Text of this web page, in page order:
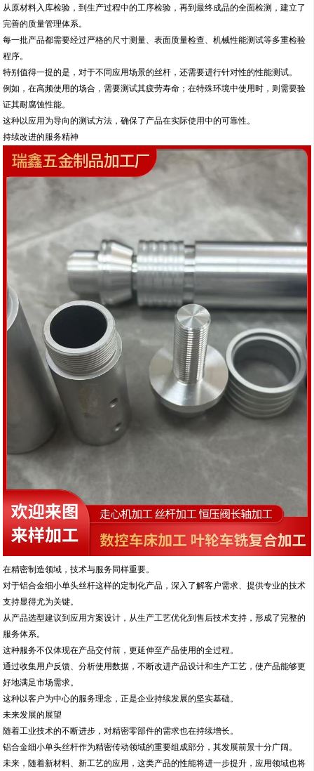
从原材料入库检验，到生产过程中的工序检验，再到最终成品的全面检测，建立了
完善的质量管理体系。
每一批产品都需要经过严格的尺寸测量、表面质量检查、机械性能测试等多重检验
程序。
特别值得一提的是，对于不同应用场景的丝杆，还需要进行针对性的性能测试。
例如，在高频使用的场合，需要测试其疲劳寿命；在特殊环境中使用时，则需要验
证其耐腐蚀性能。
这种以应用为导向的测试方法，确保了产品在实际使用中的可靠性。
持续改进的服务精神
在精密制造领域，技术与服务同样重要。
对于铝合金细小单头丝杆这样的定制化产品，深入了解客户需求、提供专业的技术
支持显得尤为关键。
从产品选型建议到应用方案设计，从生产工艺优化到售后技术支持，形成了完整的
服务体系。
这种服务不仅体现在产品交付前，更延伸至产品使用的全过程。
通过收集用户反馈、分析使用数据，不断改进产品设计和生产工艺，使产品能够更
好地满足市场需求。
这种以客户为中心的服务理念，正是企业持续发展的坚实基础。
未来发展的展望
随着工业技术的不断进步，对精密零部件的需求也在持续增长。
铝合金细小单头丝杆作为精密传动领域的重要组成部分，其发展前景十分广阔。
未来，随着新材料、新工艺的应用，这类产品的性能将进一步提升，应用领域也将